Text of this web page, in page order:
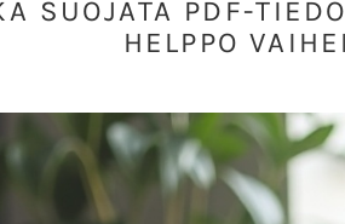
SUOJATA PDF-
HELPPO